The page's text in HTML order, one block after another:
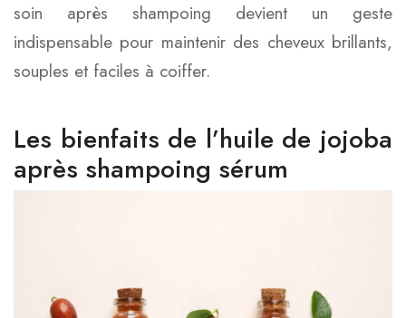
soin après shampoing devient un geste
indispensable pour maintenir des cheveux brillants,
souples et faciles à coiffer.
Les bienfaits de l’huile de jojoba
après shampoing sérum